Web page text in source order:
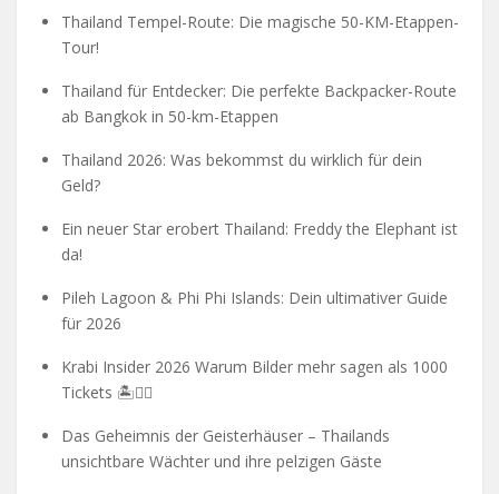
Thailand Tempel-Route: Die magische 50-KM-Etappen-
Tour!
Thailand für Entdecker: Die perfekte Backpacker-Route
ab Bangkok in 50-km-Etappen
Thailand 2026: Was bekommst du wirklich für dein
Geld?
Ein neuer Star erobert Thailand: Freddy the Elephant ist
da!
Pileh Lagoon & Phi Phi Islands: Dein ultimativer Guide
für 2026
Krabi Insider 2026 Warum Bilder mehr sagen als 1000
Tickets 🏝️🧗‍♂️
Das Geheimnis der Geisterhäuser – Thailands
unsichtbare Wächter und ihre pelzigen Gäste